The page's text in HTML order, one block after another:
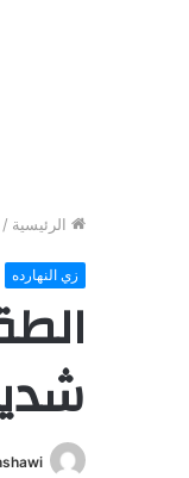
الرئيسية /
زي النهارده